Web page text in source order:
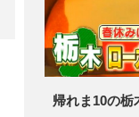
帰れま10の栃